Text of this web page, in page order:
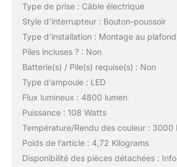
Type de prise : Câble électrique
Style d’interrupteur : Bouton-poussoir
Type d’installation : Montage au plafond
Piles incluses ? : Non
Batterie(s) / Pile(s) requise(s) : Non
Type d’ampoule : LED
Flux lumineux : 4800 lumen
Puissance : 108 Watts
Température/Rendu des couleur : 3000
Poids de l’article : 4,72 Kilograms
Disponibilité des pièces détachées :